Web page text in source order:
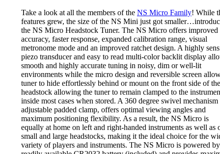
Take a look at all the members of the NS Micro Family! While
features grew, the size of the NS Mini just got
the NS Micro Headstock Tuner. The NS Micro offers improved
accuracy, faster response, expanded calibration range, visual
metronome mode and an improved ratchet design. A highly
piezo transducer and easy to read multi-color backlit display
smooth and highly accurate tuning in noisy, dim or well-lit
environments while the micro design and reversible screen
tuner to hide effortlessly behind or mount on the front side of the
headstock allowing the tuner to remain clamped to the
inside most cases when stored. A 360 degree swivel mechanism
adjustable padded clamp, offers optimal viewing angles and
maximum positioning flexibility. As a result, the NS Micro is
equally at home on left and right-handed instruments as well as
small and large headstocks, making it the ideal choice for the
variety of players and instruments. The NS Micro is powered